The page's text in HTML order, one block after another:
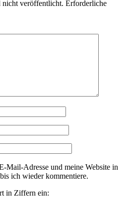
veröffentlicht. Erforderliche
Mail-Adresse und meine Website in
ich wieder kommentiere.
in Ziffern ein: